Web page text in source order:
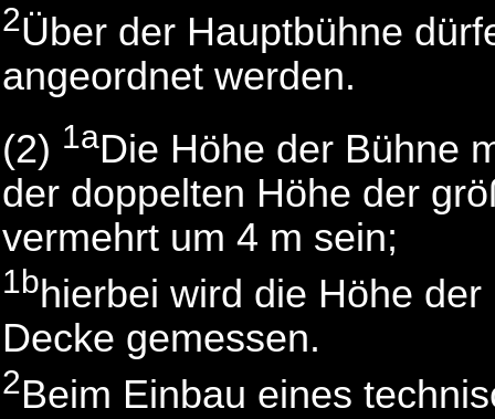
2Über der Hauptbühne
angeordnet werden.
(2) 1aDie Höhe der Bühne
der doppelten Höhe der
vermehrt um 4 m sein;
1bhierbei wird die Höhe
Decke gemessen.
2Beim Einbau eines